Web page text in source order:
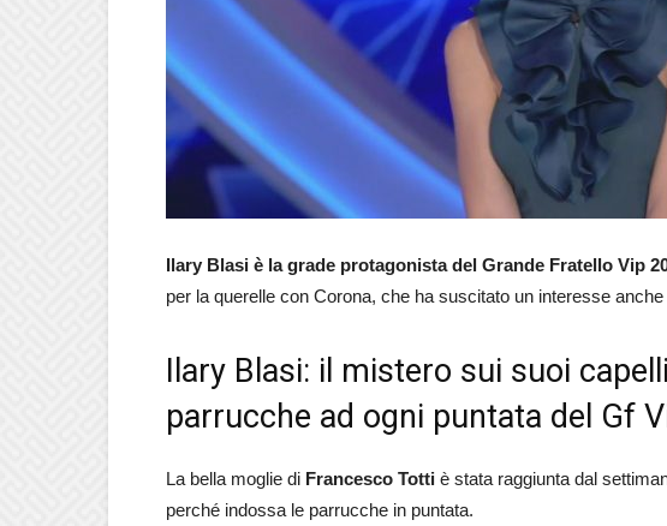
Ilary Blasi è la grade protagonista del Grande Fratello Vip
per la querelle con Corona, che ha suscitato un interesse
Ilary Blasi: il mistero sui suoi
parrucche ad ogni puntata del Gf
La bella moglie di Francesco Totti è stata raggiunta dal
perché indossa le parrucche in puntata.